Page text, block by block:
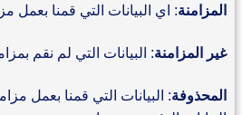
المزامنة: اي البيانات التي قمنا بعمل
غير المزامنة: البيانات التي لم نقم
المحذوفة: البيانات التي قمنا بعمل